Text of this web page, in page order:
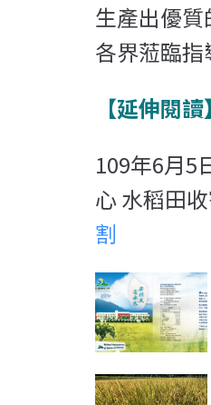
生產出優
各界蒞臨指
【延伸閱讀】
109年6月5
心 水稻田
割